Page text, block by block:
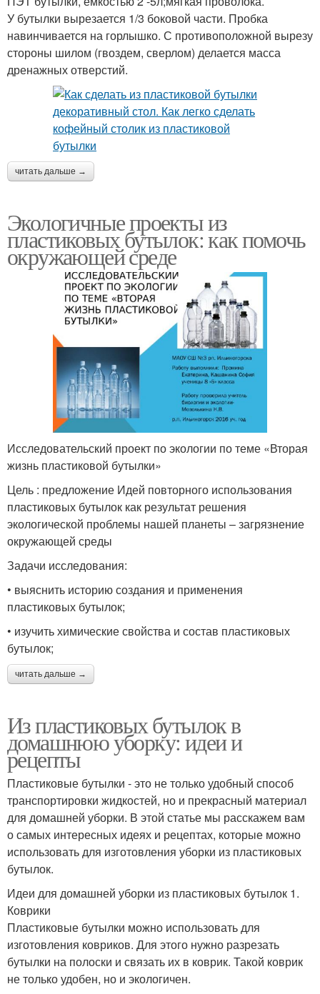
У бутылки вырезается 1/3 боковой части. Пробка
навинчивается на горлышко. С противоположной вырезу
стороны шилом (гвоздем, сверлом) делается масса
дренажных отверстий.
читать дальше →
Экологичные проекты из
пластиковых бутылок: как помочь
окружающей среде
Исследовательский проект по экологии по теме «Вторая
жизнь пластиковой бутылки»
Цель : предложение Идей повторного использования
пластиковых бутылок как результат решения
экологической проблемы нашей планеты – загрязнение
окружающей среды
Задачи исследования:
• выяснить историю создания и применения
пластиковых бутылок;
• изучить химические свойства и состав пластиковых
бутылок;
читать дальше →
Из пластиковых бутылок в
домашнюю уборку: идеи и
рецепты
Пластиковые бутылки - это не только удобный способ
транспортировки жидкостей, но и прекрасный материал
для домашней уборки. В этой статье мы расскажем вам
о самых интересных идеях и рецептах, которые можно
использовать для изготовления уборки из пластиковых
бутылок.
Идеи для домашней уборки из пластиковых бутылок 1.
Коврики
Пластиковые бутылки можно использовать для
изготовления ковриков. Для этого нужно разрезать
бутылки на полоски и связать их в коврик. Такой коврик
не только удобен, но и экологичен.